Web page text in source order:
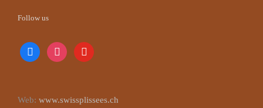
Follow us
facebookinstagramyoutube
Web: www.swissplissees.ch